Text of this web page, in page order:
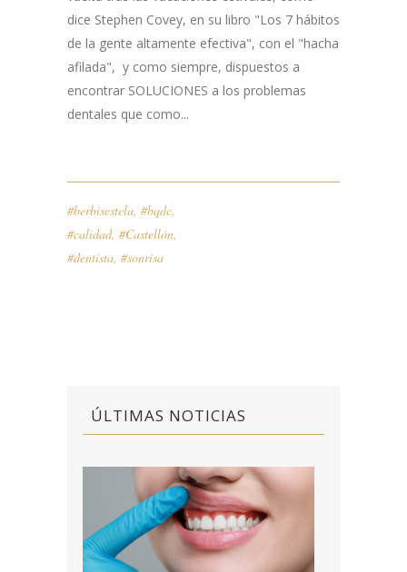
dice Stephen Covey, en su libro "Los 7 hábitos
de la gente altamente efectiva", con el "hacha
afilada", y como siempre, dispuestos a
encontrar SOLUCIONES a los problemas
dentales que como...
#berbisestela, #bqdc,
#calidad, #Castellón,
#dentista, #sonrisa
ÚLTIMAS NOTICIAS